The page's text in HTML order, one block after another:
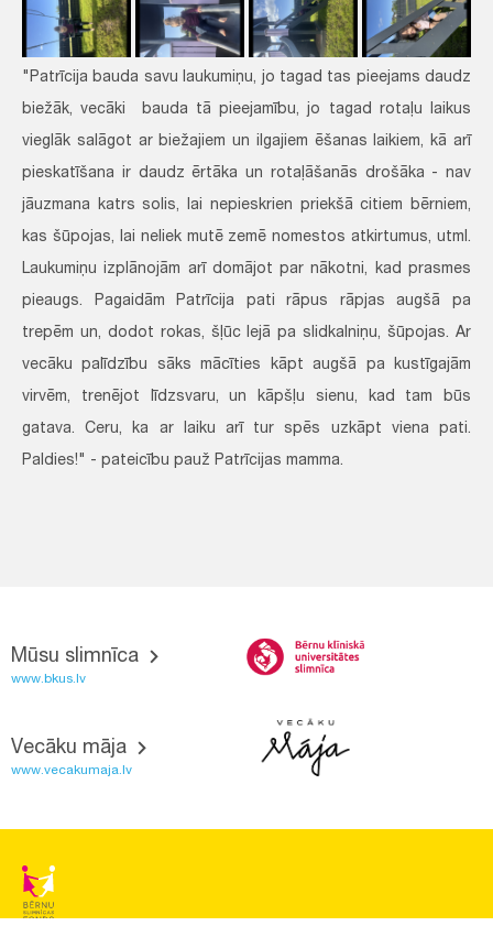
"Patrīcija bauda savu laukumiņu, jo tagad tas pieejams daudz
biežāk, vecāki bauda tā pieejamību, jo tagad rotaļu laikus
vieglāk salāgot ar biežajiem un ilgajiem ēšanas laikiem, kā arī
pieskatīšana ir daudz ērtāka un rotaļāšanās drošāka - nav
jāuzmana katrs solis, lai nepieskrien priekšā citiem bērniem,
kas šūpojas, lai neliek mutē zemē nomestos atkirtumus, utml.
Laukumiņu izplānojām arī domājot par nākotni, kad prasmes
pieaugs. Pagaidām Patrīcija pati rāpus rāpjas augšā pa
trepēm un, dodot rokas, šļūc lejā pa slidkalniņu, šūpojas. Ar
vecāku palīdzību sāks mācīties kāpt augšā pa kustīgajām
virvēm, trenējot līdzsvaru, un kāpšļu sienu, kad tam būs
gatava. Ceru, ka ar laiku arī tur spēs uzkāpt viena pati.
Paldies!" - pateicību pauž Patrīcijas mamma.
Mūsu slimnīca
www.bkus.lv
Vecāku māja
www.vecakumaja.lv